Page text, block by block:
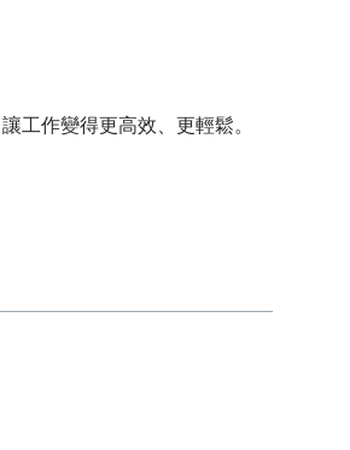
工作變得更高效、更輕鬆。